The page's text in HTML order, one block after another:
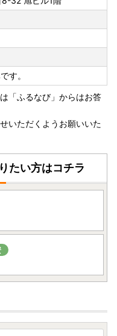
す。
「ふるなび」からはお答
いただくようお願いいた
たい方はコチラ